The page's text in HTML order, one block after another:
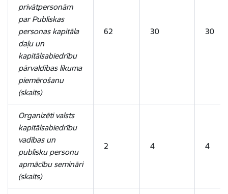
privātpersonām
par Publiskas
personas kapitāla
daļu un
kapitālsabiedrību
pārvaldības likuma
piemērošanu
(skaits)
62 30 30
Organizēti valsts
kapitālsabiedrību
vadības un
publisku personu
apmācību semināri
(skaits)
2 4 4